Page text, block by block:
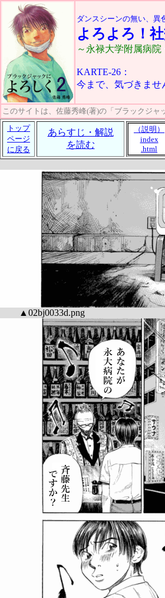
ダンスシーンの無い、異
よろよろ！
～永禄大学附属病
KARTE-26：
今まで、気づきませ
このサイトは、佐藤秀峰(著)の「ブラックジャ
トップ
ページ
に戻る
あらすじ・解説
を読む
（説明）
index
.html
▲02bj0033d.png